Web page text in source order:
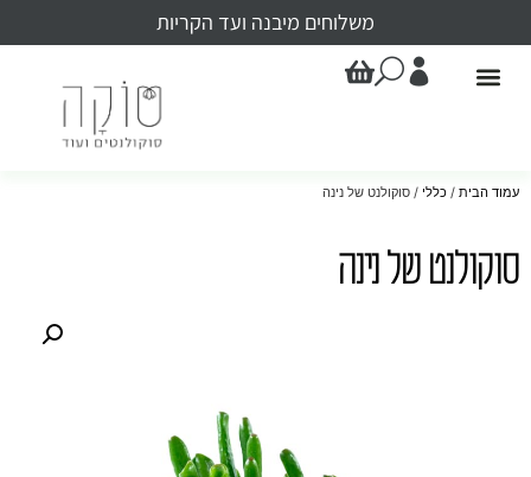
משלוחים מיבנה ועד הקריות
עמוד הבית / כללי / סוקולנט של נינה
סוקולנט של נינה